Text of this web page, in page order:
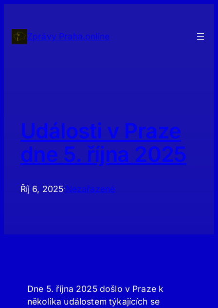
obsahZprávy Praha.online
Události v Praze
dne 5. října 2025
Říj 6, 2025· Nezařazené
Dne 5. října 2025 došlo v Praze k
několika událostem týkajících se